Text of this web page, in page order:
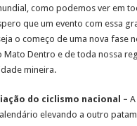
como podemos ver em
que um evento com essa
o começo de uma nova fase
Mato Dentro e de toda nossa
mineira.
do ciclismo nacional –
elevando a outro